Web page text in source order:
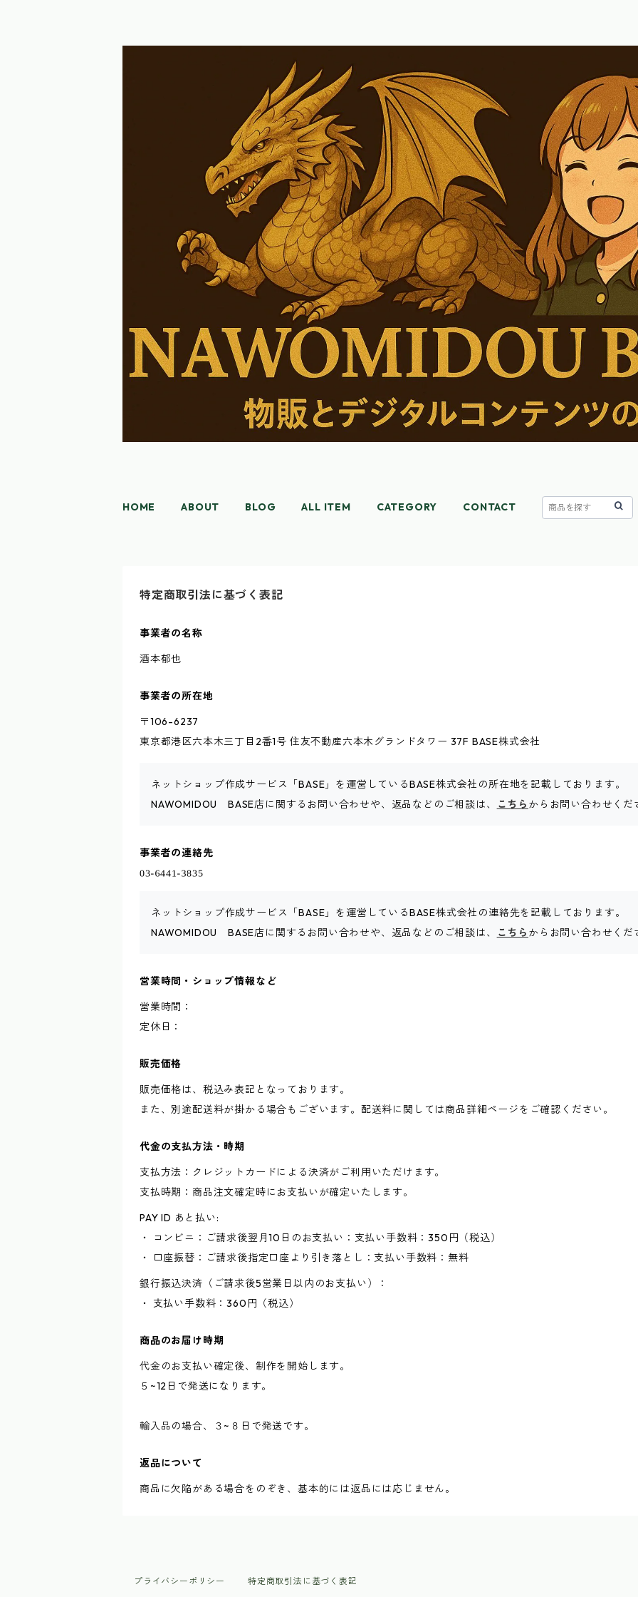
HOME ABOUT BLOG ALL ITEM CATEGORY CONTACT
特定商取引法に基づく表記
事業者の名称
酒本郁也
事業者の所在地
〒106-6237
東京都港区六本木三丁目2番1号 住友不動産六本木グランドタワー 37F BASE株式会社
ネットショップ作成サービス「BASE」を運営しているBASE株式会社の所在地を記載しております。
NAWOMIDOU BASE店に関するお問い合わせや、返品などのご相談は、
こちら からお問い合わせくだ
事業者の連絡先
ネットショップ作成サービス「BASE」を運営しているBASE株式会社の連絡先を記載しております。
NAWOMIDOU BASE店に関するお問い合わせや、返品などのご相談は、
こちら からお問い合わせくだ
営業時間・ショップ情報など
営業時間：
定休日：
販売価格
販売価格は、税込み表記となっております。
また、別途配送料が掛かる場合もございます。配送料に関しては商品詳細ページをご確認ください。
代金の支払方法・時期
支払方法：クレジットカードによる決済がご利用いただけます。
支払時期：商品注文確定時にお支払いが確定いたします。
PAY ID あと払い:
・ コンビニ：ご請求後翌月10日のお支払い：支払い手数料：350円（税込）
・ 口座振替：ご請求後指定口座より引き落とし：支払い手数料：無料
銀行振込決済（ご請求後5営業日以内のお支払い）：
・ 支払い手数料：360円（税込）
商品のお届け時期
代金のお支払い確定後、制作を開始します。
５~12日で発送になります。
輸入品の場合、３~８日で発送です。
返品について
商品に欠陥がある場合をのぞき、基本的には返品には応じません。
プライバシーポリシー 特定商取引法に基づく表記